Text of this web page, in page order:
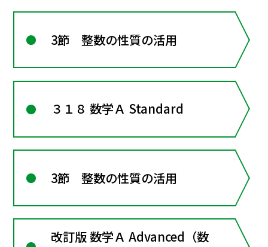
3節 整数の性質の活用
３１８ 数学Ａ Standard
3節 整数の性質の活用
改訂版 数学Ａ Advanced（数